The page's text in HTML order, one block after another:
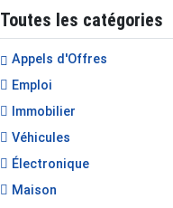
Toutes les catégories
Appels d'Offres
Emploi
Immobilier
Véhicules
Électronique
Maison